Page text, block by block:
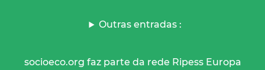
Outras entradas :
socioeco.org faz parte da rede Ripess Europa